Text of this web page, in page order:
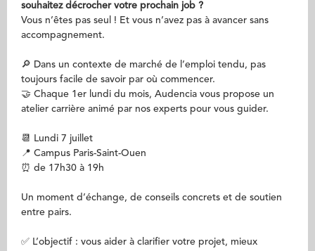
souhaitez décrocher votre prochain job ?
Vous n’êtes pas seul ! Et vous n’avez pas à avancer sans
accompagnement.
🔎 Dans un contexte de marché de l’emploi tendu, pas
toujours facile de savoir par où commencer.
🤝 Chaque 1er lundi du mois, Audencia vous propose un
atelier carrière animé par nos experts pour vous guider.
📆 Lundi 7 juillet
📍 Campus Paris-Saint-Ouen
⏰ de 17h30 à 19h
Un moment d’échange, de conseils concrets et de soutien
entre pairs.
✅ L’objectif : vous aider à clarifier votre projet, mieux